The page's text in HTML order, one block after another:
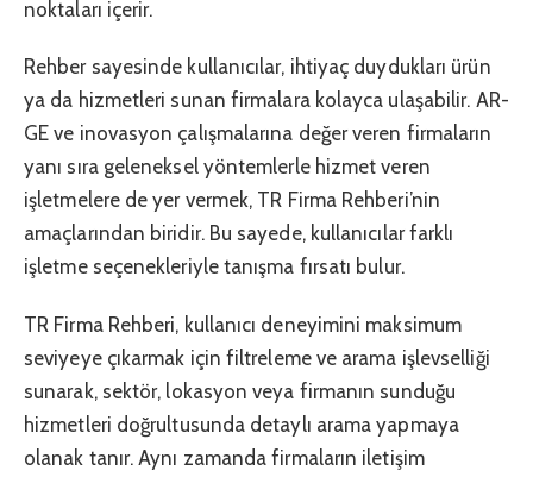
noktaları içerir.
Rehber sayesinde kullanıcılar, ihtiyaç duydukları ürün
ya da hizmetleri sunan firmalara kolayca ulaşabilir. AR-
GE ve inovasyon çalışmalarına değer veren firmaların
yanı sıra geleneksel yöntemlerle hizmet veren
işletmelere de yer vermek, TR Firma Rehberi’nin
amaçlarından biridir. Bu sayede, kullanıcılar farklı
işletme seçenekleriyle tanışma fırsatı bulur.
TR Firma Rehberi, kullanıcı deneyimini maksimum
seviyeye çıkarmak için filtreleme ve arama işlevselliği
sunarak, sektör, lokasyon veya firmanın sunduğu
hizmetleri doğrultusunda detaylı arama yapmaya
olanak tanır. Aynı zamanda firmaların iletişim